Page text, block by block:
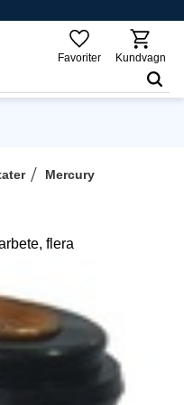
Favoriter Kundvagn
Mercury
flera